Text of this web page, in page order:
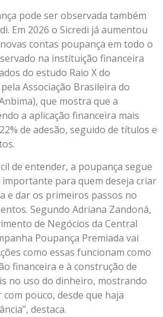
pode ser observada também
Em 2026 o Sicredi já aumentou
contas poupança em todo o
na instituição financeira
do estudo Raio X do
Associação Brasileira do
que mostra que a
a aplicação financeira mais
de adesão, seguido de títulos e
de entender, a poupança segue
para quem deseja criar
e dar os primeiros passos no
Segundo Adriana Zandoná,
de Negócios da Central
Poupança Premiada vai
como essas funcionam como
financeira e à construção de
no uso do dinheiro, mostrando
pouco, desde que haja
destaca.